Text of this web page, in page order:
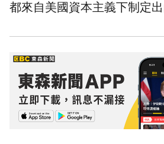
都來自美國資本主義下制定出